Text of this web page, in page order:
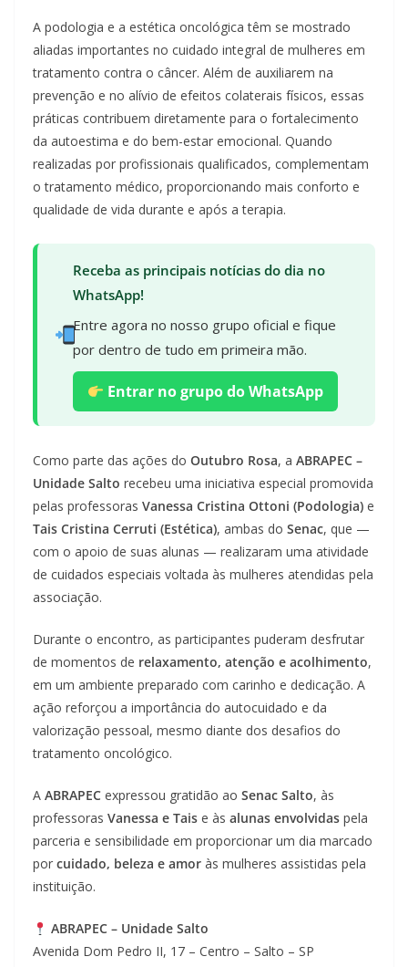
A podologia e a estética oncológica têm se mostrado
aliadas importantes no cuidado integral de mulheres em
tratamento contra o câncer. Além de auxiliarem na
prevenção e no alívio de efeitos colaterais físicos, essas
práticas contribuem diretamente para o fortalecimento
da autoestima e do bem-estar emocional. Quando
realizadas por profissionais qualificados, complementam
o tratamento médico, proporcionando mais conforto e
qualidade de vida durante e após a terapia.
Receba as principais notícias do dia no
WhatsApp!
Entre agora no nosso grupo oficial e fique
por dentro de tudo em primeira mão.
Entrar no grupo do WhatsApp
Como parte das ações do Outubro Rosa, a ABRAPEC –
Unidade Salto recebeu uma iniciativa especial promovida
pelas professoras Vanessa Cristina Ottoni (Podologia) e
Tais Cristina Cerruti (Estética), ambas do Senac, que —
com o apoio de suas alunas — realizaram uma atividade
de cuidados especiais voltada às mulheres atendidas pela
associação.
Durante o encontro, as participantes puderam desfrutar
de momentos de relaxamento, atenção e acolhimento,
em um ambiente preparado com carinho e dedicação. A
ação reforçou a importância do autocuidado e da
valorização pessoal, mesmo diante dos desafios do
tratamento oncológico.
A ABRAPEC expressou gratidão ao Senac Salto, às
professoras Vanessa e Tais e às alunas envolvidas pela
parceria e sensibilidade em proporcionar um dia marcado
por cuidado, beleza e amor às mulheres assistidas pela
instituição.
ABRAPEC – Unidade Salto
Avenida Dom Pedro II, 17 – Centro – Salto – SP